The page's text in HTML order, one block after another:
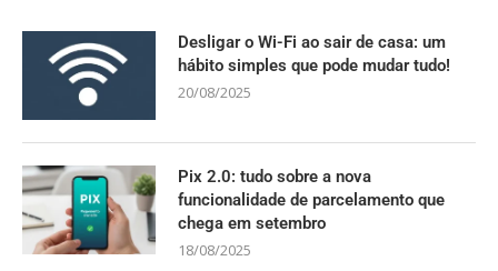
Desligar o Wi-Fi ao sair de casa: um
hábito simples que pode mudar tudo!
20/08/2025
Pix 2.0: tudo sobre a nova
funcionalidade de parcelamento que
chega em setembro
18/08/2025